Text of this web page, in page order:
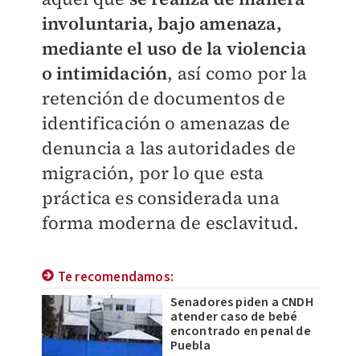
involuntaria, bajo amenaza,
mediante el uso de la violencia
o intimidación, así como por la
retención de documentos de
identificación o amenazas de
denuncia a las autoridades de
migración, por lo que esta
práctica es considerada una
forma moderna de esclavitud.
Te recomendamos:
Senadores piden a CNDH
atender caso de bebé
encontrado en penal de
Puebla